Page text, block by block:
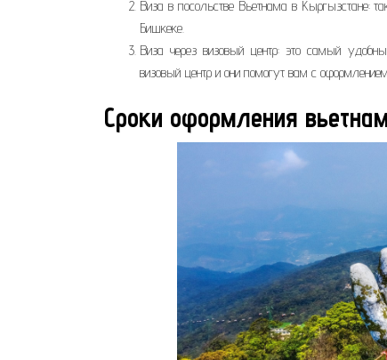
Виза в посольстве Вьетнама в Кыргызстане:
Бишкеке.
Виза через визовый центр: это самый
визовый центр и они помогут вам с
Сроки оформления